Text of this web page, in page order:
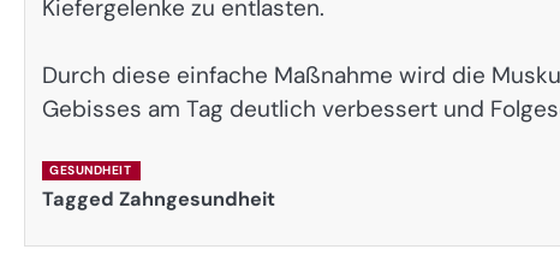
Kiefergelenke zu entlasten.
Durch diese einfache Maßnahme wird die
Gebisses am Tag deutlich verbessert und
GESUNDHEIT
Tagged Zahngesundheit